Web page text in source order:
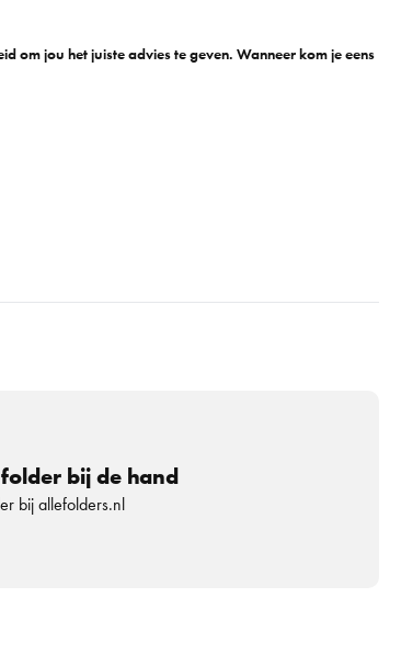
om jou het juiste advies te geven. Wanneer kom je eens
bij de hand
bij allefolders.nl